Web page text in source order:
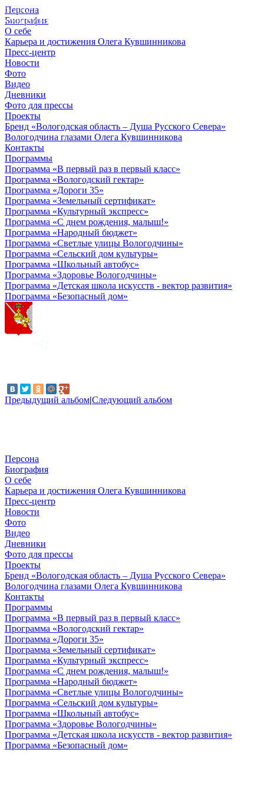
Персона
Биография
О себе
Карьера и достижения Олега Кувшинникова
Пресс-центр
Новости
Фото
Видео
Дневники
Фото для прессы
Проекты
Бренд «Вологодская область – Душа Русского Севера»
Вологодчина глазами Олега Кувшинникова
Контакты
Программы
Программа «В первый раз в первый класс»
Программа «Вологодский гектар»
Программа «Дороги 35»
Программа «Земельный сертификат»
Программа «Культурный экспресс»
Программа «С днем рождения, малыш!»
Программа «Народный бюджет»
Программа «Светлые улицы Вологодчины»
Программа «Сельский дом культуры»
Программа «Школьный автобус»
Программа «Здоровье Вологодчины»
Программа «Детская школа искусств - вектор развития»
Программа «Безопасный дом»
Предыдущий альбом|Следующий альбом
© 2012 - 2023,
КУВШИННИКОВ О.А.
Персона
Биография
О себе
Карьера и достижения Олега Кувшинникова
Пресс-центр
Новости
Фото
Видео
Дневники
Фото для прессы
Проекты
Бренд «Вологодская область – Душа Русского Севера»
Вологодчина глазами Олега Кувшинникова
Контакты
Программы
Программа «В первый раз в первый класс»
Программа «Вологодский гектар»
Программа «Дороги 35»
Программа «Земельный сертификат»
Программа «Культурный экспресс»
Программа «С днем рождения, малыш!»
Программа «Народный бюджет»
Программа «Светлые улицы Вологодчины»
Программа «Сельский дом культуры»
Программа «Школьный автобус»
Программа «Здоровье Вологодчины»
Программа «Детская школа искусств - вектор развития»
Программа «Безопасный дом»